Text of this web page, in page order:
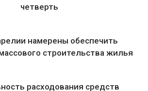
четверть
намерены обеспечить
строительства жилья
расходования средств